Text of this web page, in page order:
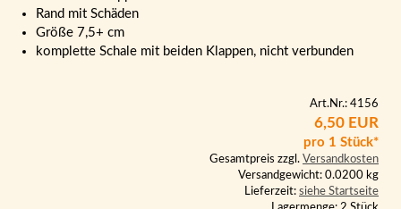
Rand mit Schäden
Größe 7,5+ cm
komplette Schale mit beiden Klappen, nicht verbunden
Art.Nr.: 4156
6,50 EUR
pro 1 Stück*
Gesamtpreis zzgl. Versandkosten
Versandgewicht: 0.0200 kg
Lieferzeit: siehe Startseite